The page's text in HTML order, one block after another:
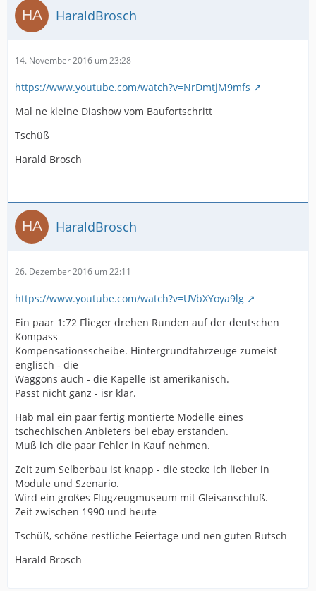
HaraldBrosch
14. November 2016 um 23:28
https://www.youtube.com/watch?v=NrDmtjM9mfs
Mal ne kleine Diashow vom Baufortschritt
Tschüß
Harald Brosch
HaraldBrosch
26. Dezember 2016 um 22:11
https://www.youtube.com/watch?v=UVbXYoya9lg
Ein paar 1:72 Flieger drehen Runden auf der deutschen
Kompass
Kompensationsscheibe. Hintergrundfahrzeuge zumeist
englisch - die
Waggons auch - die Kapelle ist amerikanisch.
Passt nicht ganz - isr klar.
Hab mal ein paar fertig montierte Modelle eines
tschechischen Anbieters bei ebay erstanden.
Muß ich die paar Fehler in Kauf nehmen.
Zeit zum Selberbau ist knapp - die stecke ich lieber in
Module und Szenario.
Wird ein großes Flugzeugmuseum mit Gleisanschluß.
Zeit zwischen 1990 und heute
Tschüß, schöne restliche Feiertage und nen guten Rutsch
Harald Brosch